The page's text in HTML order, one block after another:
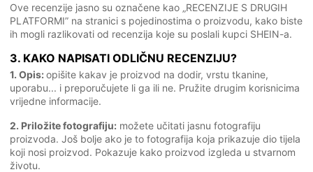
Ove recenzije jasno su označene kao „RECENZIJE S DRUGIH
PLATFORMI” na stranici s pojedinostima o proizvodu, kako biste
ih mogli razlikovati od recenzija koje su poslali kupci SHEIN-a.
3. KAKO NAPISATI ODLIČNU RECENZIJU?
1. Opis:opišite kakav je proizvod na dodir, vrstu tkanine,
uporabu... i preporučujete li ga ili ne. Pružite drugim korisnicima
vrijedne informacije.
2. Priložite fotografiju: možete učitati jasnu fotografiju
proizvoda. Još bolje ako je to fotografija koja prikazuje dio tijela
koji nosi proizvod. Pokazuje kako proizvod izgleda u stvarnom
životu.